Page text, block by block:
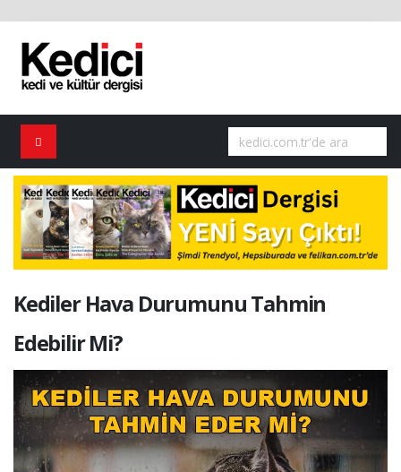
Kediler Hava Durumunu Tahmin
Edebilir Mi?